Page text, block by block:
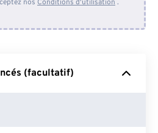
Drive
nos Conditions d'utilisation .
(facultatif)